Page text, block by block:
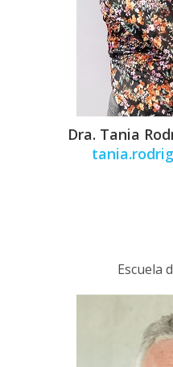
Dra. Tania
Escuela